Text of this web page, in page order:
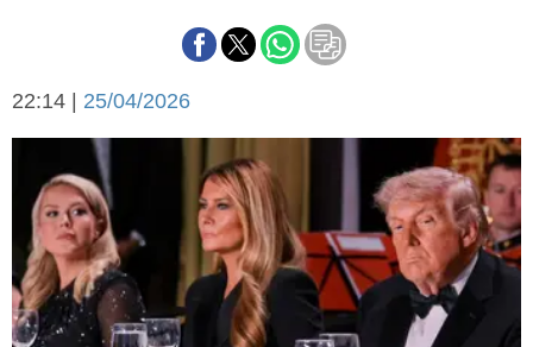
Fútbol
Federal A
Arte y cultura
Cines
Economía y campo
Economía y finanzas
Con el campo
Espacio empresas
Sociedad y tiempo
libre
Sociedad
Tecnología
Turismo
22:14 | 25/04/2026